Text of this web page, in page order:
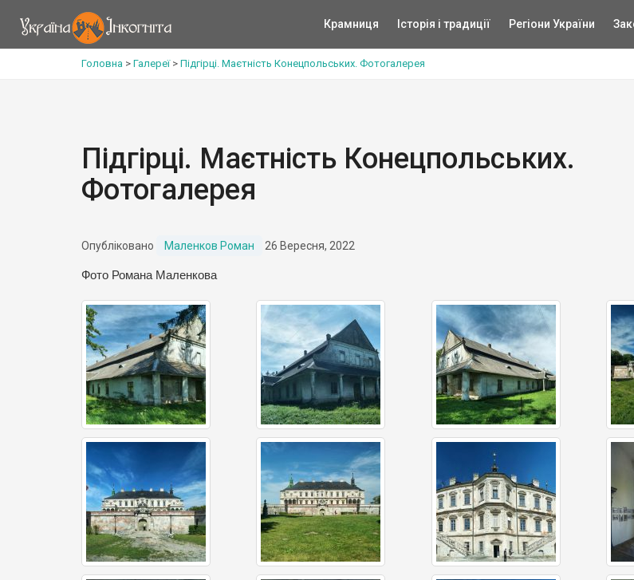
Крамниця Історія і традиції Регіони України
Головна > Галереї> Підгірці. Маєтність Конецпольських. Фотогалерея
Підгірці. Маєтність Конецпольських.
Фотогалерея
Опубліковано Маленков Роман 26 Вересня, 2022
Фото Романа Маленкова